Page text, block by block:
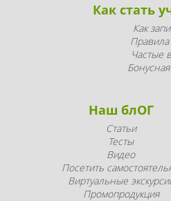
Как стать
Как
Правила
Частые
Наш блОГ
Статьи
Тесты
Видео
Посетить
Виртуальные
Промопродукция